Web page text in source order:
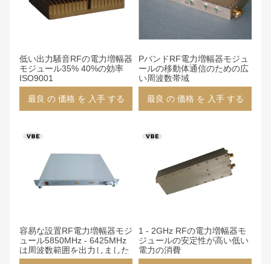
低い出力騒音RFの電力増幅器
モジュール35% 40%の効率
ISO9001
最良 の 価格 を 入手 する
PバンドRF電力増幅器モジュ
ールの移動体通信のための広
い周波数帯域
最良 の 価格 を 入手 する
容易な設置RF電力増幅器モジ
ュール5850MHz - 6425MHz
は周波数範囲を出力しました
1 - 2GHz RFの電力増幅器モ
ジュールの安定性が高い低い
電力の消費